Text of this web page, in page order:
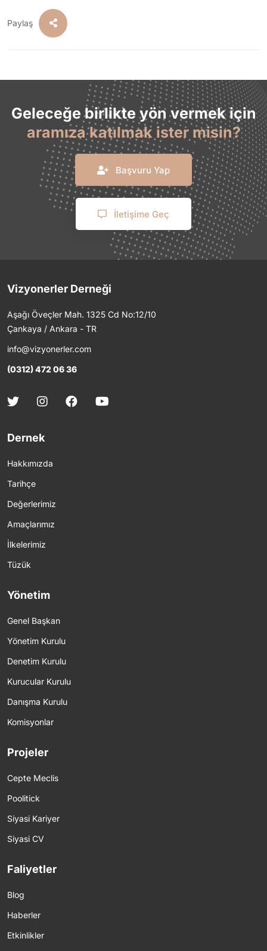
Paylaş
Geleceğe birlikte yön vermek için
aramıza katılmak ister misin?
Başvuru Yap
İletişime Geç
Vizyonerler Derneği
Aşağı Öveçler Mah. 1325 Cd No:12/10
Çankaya / Ankara - TR
info@vizyonerler.com
(0312) 472 06 36
Dernek
Hakkımızda
Tarihçe
Değerlerimiz
Amaçlarımız
İlkelerimiz
Tüzük
Yönetim
Genel Başkan
Yönetim Kurulu
Denetim Kurulu
Kurucular Kurulu
Danışma Kurulu
Komisyonlar
Projeler
Cepte Meclis
Poolitick
Siyasi Kariyer
Siyasi CV
Faliyetler
Blog
Haberler
Etkinlikler